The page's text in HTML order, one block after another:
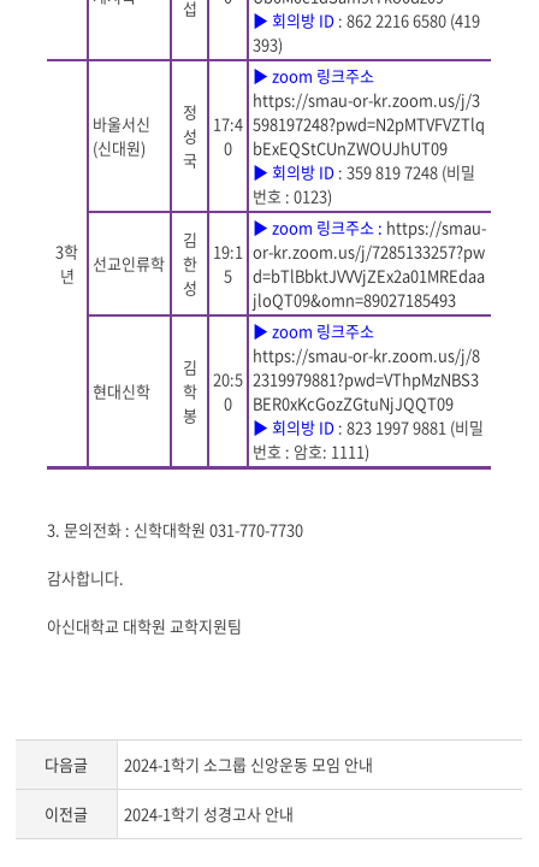
섭
▶ 회의방 ID : 862 2216 6580 (419
393)
3학
년
바울서신
(신대원)
정
성
국
17:4
0
▶ zoom 링크주소
https://smau-or-kr.zoom.us/j/3
598197248?pwd=N2pMTVFVZTlq
bExEQStCUnZWOUJhUT09
▶ 회의방 ID : 359 819 7248 (비밀
번호 : 0123)
선교인류학
김
한
성
19:1
5
▶ zoom 링크주소 : https://smau-
or-kr.zoom.us/j/7285133257?pw
d=bTlBbktJVVVjZEx2a01MREdaa
jloQT09&omn=89027185493
현대신학
김
학
봉
20:5
0
▶ zoom 링크주소
https://smau-or-kr.zoom.us/j/8
2319979881?pwd=VThpMzNBS3
BER0xKcGozZGtuNjJQQT09
▶ 회의방 ID : 823 1997 9881 (비밀
번호 : 암호: 1111)
3.문의전화 : 신학대학원031-770-7730
감사합니다.
아신대학교 대학원 교학지원팀
다음글 2024-1학기 소그룹 신앙운동 모임 안내
이전글 2024-1학기 성경고사 안내